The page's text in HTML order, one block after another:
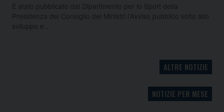
È stato pubblicato dal Dipartimento per lo Sport della
Presidenza del Consiglio dei Ministri l’Avviso pubblico volto allo
sviluppo e…
ALTRE NOTIZIE
NOTIZIE PER MESE